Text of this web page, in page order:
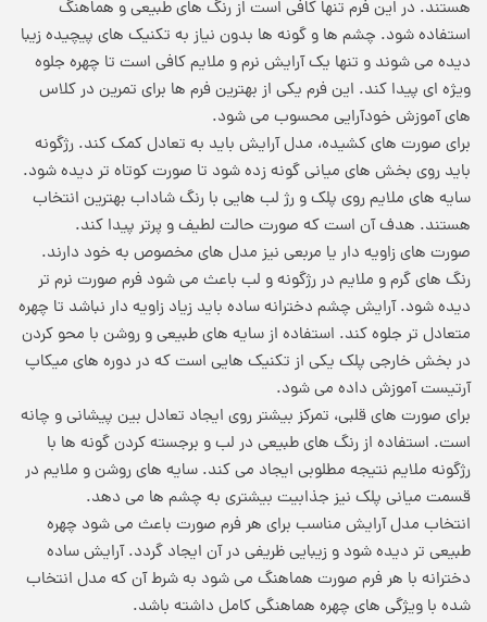
هستند. در این فرم تنها کافی است از رنگ های طبیعی و هماهنگ
استفاده شود. چشم ها و گونه ها بدون نیاز به تکنیک های پیچیده زیبا
دیده می شوند و تنها یک آرایش نرم و ملایم کافی است تا چهره جلوه
ویژه ای پیدا کند. این فرم یکی از بهترین فرم ها برای تمرین در کلاس
های آموزش خودآرایی محسوب می شود.
برای صورت های کشیده، مدل آرایش باید به تعادل کمک کند. رژگونه
باید روی بخش های میانی گونه زده شود تا صورت کوتاه تر دیده شود.
سایه های ملایم روی پلک و رژ لب هایی با رنگ شاداب بهترین انتخاب
هستند. هدف آن است که صورت حالت لطیف و پرتر پیدا کند.
صورت های زاویه دار یا مربعی نیز مدل های مخصوص به خود دارند.
رنگ های گرم و ملایم در رژگونه و لب باعث می شود فرم صورت نرم تر
دیده شود. آرایش چشم دخترانه ساده باید زیاد زاویه دار نباشد تا چهره
متعادل تر جلوه کند. استفاده از سایه های طبیعی و روشن با محو کردن
در بخش خارجی پلک یکی از تکنیک هایی است که در دوره های میکاپ
آرتیست آموزش داده می شود.
برای صورت های قلبی، تمرکز بیشتر روی ایجاد تعادل بین پیشانی و چانه
است. استفاده از رنگ های طبیعی در لب و برجسته کردن گونه ها با
رژگونه ملایم نتیجه مطلوبی ایجاد می کند. سایه های روشن و ملایم در
قسمت میانی پلک نیز جذابیت بیشتری به چشم ها می دهد.
انتخاب مدل آرایش مناسب برای هر فرم صورت باعث می شود چهره
طبیعی تر دیده شود و زیبایی ظریفی در آن ایجاد گردد. آرایش ساده
دخترانه با هر فرم صورت هماهنگ می شود به شرط آن که مدل انتخاب
شده با ویژگی های چهره هماهنگی کامل داشته باشد.